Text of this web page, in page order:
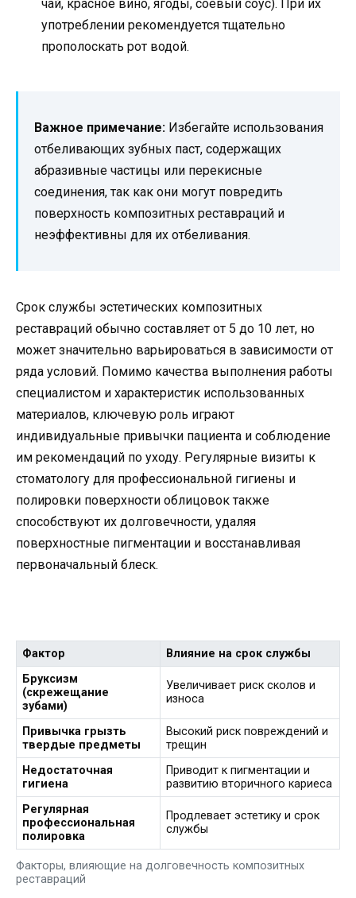
чай, красное вино, ягоды, соевый соус). При их
употреблении рекомендуется тщательно
прополоскать рот водой.
Важное примечание: Избегайте использования
отбеливающих зубных паст, содержащих
абразивные частицы или перекисные
соединения, так как они могут повредить
поверхность композитных реставраций и
неэффективны для их отбеливания.
Срок службы эстетических композитных
реставраций обычно составляет от 5 до 10 лет, но
может значительно варьироваться в зависимости от
ряда условий. Помимо качества выполнения работы
специалистом и характеристик использованных
материалов, ключевую роль играют
индивидуальные привычки пациента и соблюдение
им рекомендаций по уходу. Регулярные визиты к
стоматологу для профессиональной гигиены и
полировки поверхности облицовок также
способствуют их долговечности, удаляя
поверхностные пигментации и восстанавливая
первоначальный блеск.
Факторы, влияющие на долговечность композитных
реставраций
Фактор
Влияние на срок службы
Бруксизм
(скрежещание
зубами)
Увеличивает риск сколов и
износа
Привычка грызть
твердые предметы
Высокий риск повреждений и
трещин
Недостаточная
гигиена
Приводит к пигментации и
развитию вторичного кариеса
Регулярная
профессиональная
полировка
Продлевает эстетику и срок
службы